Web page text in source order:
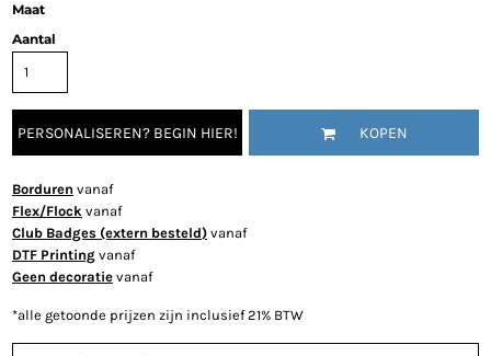
Maat
Aantal
PERSONALISEREN? BEGIN HIER! KOPEN
Borduren vanaf
Flex/Flock vanaf
Club Badges (extern besteld) vanaf
DTF Printing vanaf
Geen decoratie vanaf
*alle getoonde prijzen zijn inclusief 21% BTW